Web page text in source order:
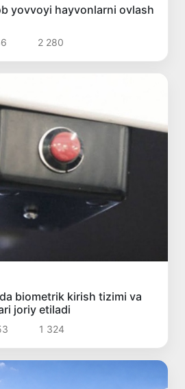
yovvoyi hayvonlarni ovlash
2 280
biometrik kirish tizimi va
joriy etiladi
1 324